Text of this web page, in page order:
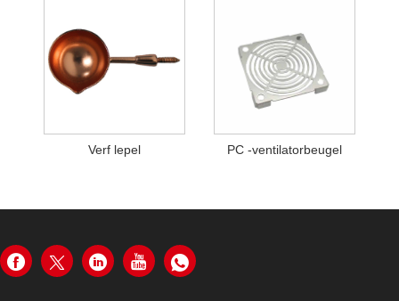
Verf lepel PC -ventilatorbeugel